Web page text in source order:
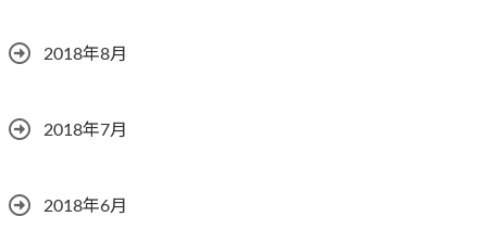
2018年8月
2018年7月
2018年6月